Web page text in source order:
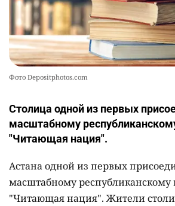
Фото Depositphotos.com
Столица одной из первых
масштабному
"Читающая нация".
Астана одной из первых
масштабному республиканскому
"Читающая нация". Жители